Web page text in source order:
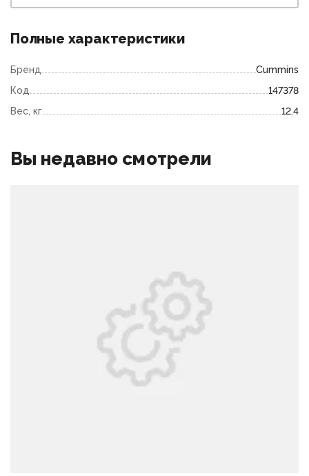
Полные характеристики
Бренд
Cummins
Код
147378
Вес, кг
12.4
Вы недавно смотрели